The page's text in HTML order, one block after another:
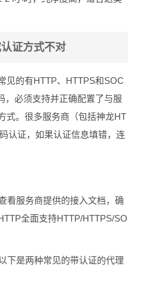
证方式不对
见的有HTTP、HTTPS和SOC
，必须支持并正确配置了与服
式。很多服务商（包括神龙HT
认证，如果认证信息填错，连
看服务商提供的接入文档，确
全面支持HTTP/HTTPS/SO
下是两种常见的带认证的代理